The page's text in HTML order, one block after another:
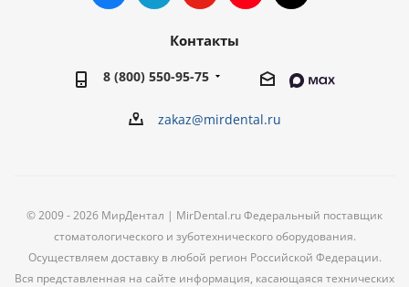
Контакты
8 (800) 550-95-75
zakaz@mirdental.ru
© 2009 - 2026 МирДентал | MirDental.ru Федеральный поставщик
стоматологического и зуботехнического оборудования.
Осуществляем доставку в любой регион Российской Федерации.
Вся представленная на сайте информация, касающаяся технических